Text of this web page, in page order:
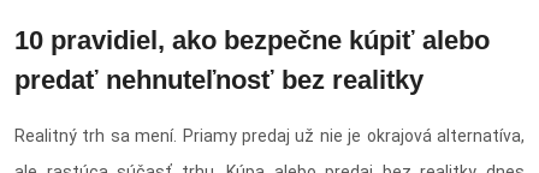
10 pravidiel, ako bezpečne kúpiť alebo
predať nehnuteľnosť bez realitky
Realitný trh sa mení. Priamy predaj už nie je okrajová alternatíva,